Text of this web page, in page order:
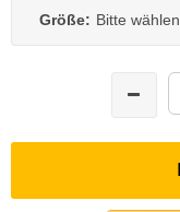
Größe: Bitte wählen